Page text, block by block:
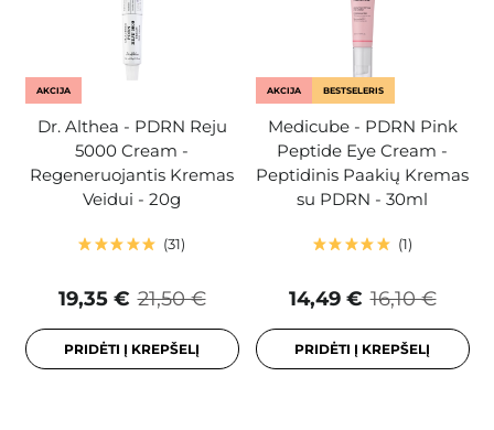
AKCIJA
Dr. Althea - PDRN Reju
5000 Cream -
Regeneruojantis Kremas
Veidui - 20g
31
21,50 €
19,35 €
PRIDĖTI Į KREPŠELĮ
AKCIJA BESTSELERIS
Medicube - PDRN Pink
Peptide Eye Cream -
Peptidinis Paakių Kremas
su PDRN - 30ml
1
16,10 €
14,49 €
PRIDĖTI Į KREPŠELĮ